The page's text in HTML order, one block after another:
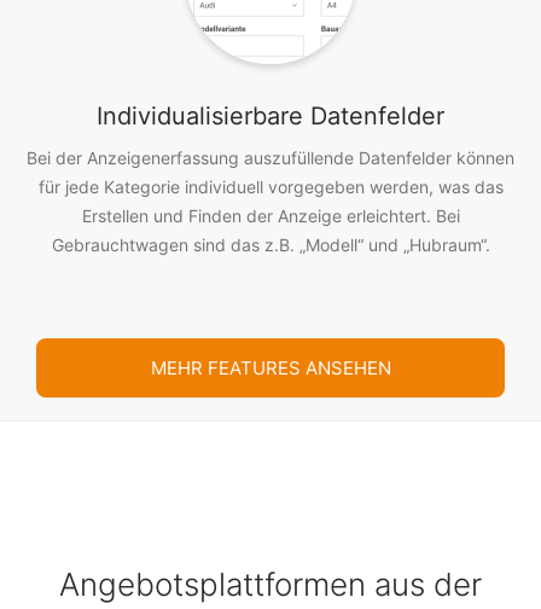
Individualisierbare Datenfelder
Bei der Anzeigenerfassung auszufüllende Datenfelder können
für jede Kategorie individuell vorgegeben werden, was das
Erstellen und Finden der Anzeige erleichtert. Bei
Gebrauchtwagen sind das z.B. „Modell“ und „Hubraum“.
Kunden verschiedene Login-Varianten anbieten.
MEHR FEATURES ANSEHEN
Angebotsplattformen aus der